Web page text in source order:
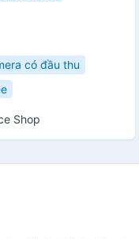
có đầu thu
Shop